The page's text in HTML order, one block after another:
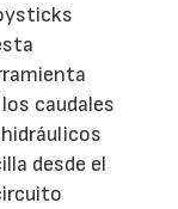
caudales
desde el